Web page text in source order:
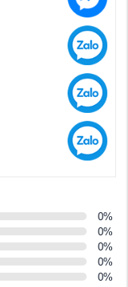
0%
0%
0%
0%
0%